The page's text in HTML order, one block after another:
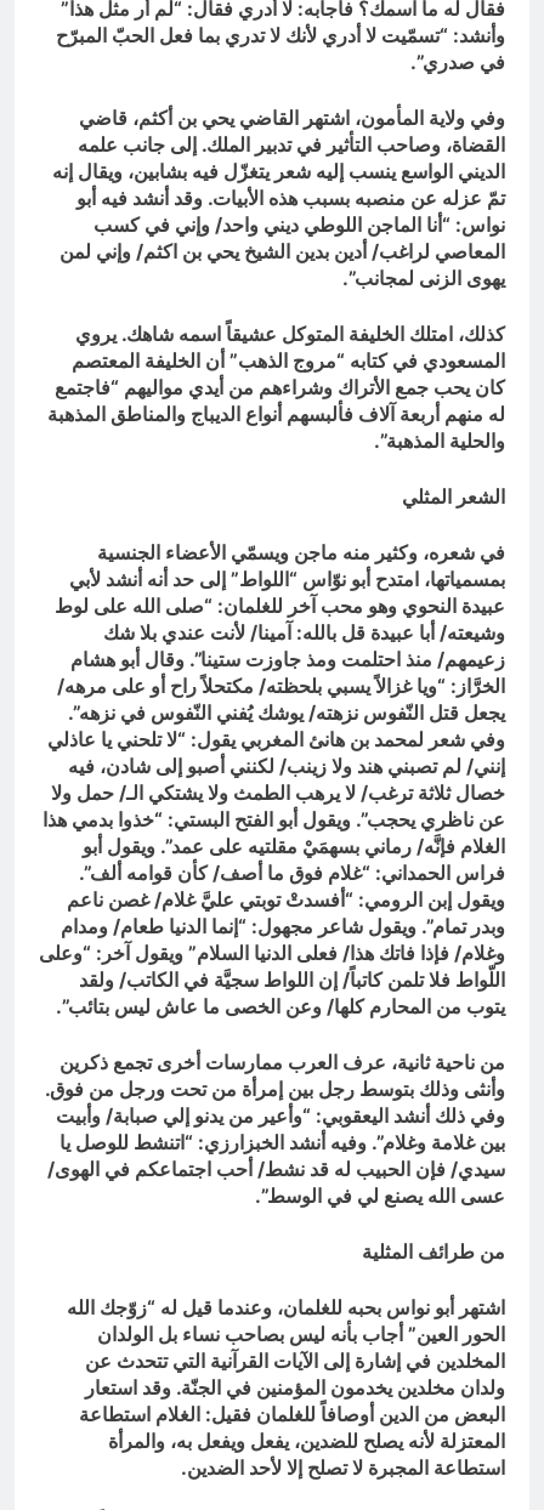
فقال له ما اسمك؟ فأجابه: لا أدري فقال: “لم أر مثل هذا”
وأنشد: “تسمّيت لا أدري لأنك لا تدري بما فعل الحبّ المبرّح
في صدري”.
وفي ولاية المأمون، اشتهر القاضي يحي بن أكثم، قاضي
القضاة، وصاحب التأثير في تدبير الملك. إلى جانب علمه
الديني الواسع ينسب إليه شعر يتغزّل فيه بشابين، ويقال إنه
تمّ عزله عن منصبه بسبب هذه الأبيات. وقد أنشد فيه أبو
نواس: “أنا الماجن اللوطي ديني واحد/ وإني في كسب
المعاصي لراغب/ أدين بدين الشيخ يحي بن اكثم/ وإني لمن
يهوى الزنى لمجانب”.
كذلك، امتلك الخليفة المتوكل عشيقاً اسمه شاهك. يروي
المسعودي في كتابه “مروج الذهب” أن الخليفة المعتصم
كان يحب جمع الأتراك وشراءهم من أيدي مواليهم “فاجتمع
له منهم أربعة آلاف فألبسهم أنواع الديباج والمناطق المذهبة
والحلية المذهبة”.
الشعر المثلي
في شعره، وكثير منه ماجن ويسمّي الأعضاء الجنسية
بمسمياتها، امتدح أبو نوّاس “اللواط” إلى حد أنه أنشد لأبي
عبيدة النحوي وهو محب آخر للغلمان: “صلى الله على لوط
وشيعته/ أبا عبيدة قل بالله: آمينا/ لأنت عندي بلا شك
زعيمهم/ منذ احتلمت ومذ جاوزت ستينا”. وقال أبو هشام
الخرَّاز‏:‏ “ويا غزالاً يسبي بلحظته/ مكتحلاً راح أو على مرهه/
يجعل قتل النّفوس نزهته/ يوشك يُفني النّفوس في نزهه”.
وفي شعر لمحمد بن هانئ المغربي يقول: “لا تلحني يا عاذلي
إنني/ لم تصبني هند ولا زينب/ لكنني أصبو إلى شادن، فيه
خصال ثلاثة ترغب/ لا يرهب الطمث ولا يشتكي الـ/ حمل ولا
عن ناظري يحجب”. ويقول أبو الفتح البستي: “خذوا بدمي هذا
الغلام فإنَّه/ رماني بسهمَيْ مقلتيه على عمد”. ويقول أبو
فراس الحمداني: “غلام فوق ما أصف/ كأن قوامه ألف”.
ويقول إبن الرومي: “أفسدتْ توبتي عليَّ غلام/ غصن ناعم
وبدر تمام”. ويقول شاعر مجهول: “إنما الدنيا طعام/ ومدام
وغلام/ فإذا فاتك هذا/ فعلى الدنيا السلام” ويقول آخر: “وعلى
اللّواط فلا تلمن كاتباً/ إن اللواط سجيَّة في الكاتب/ ولقد
يتوب من المحارم كلها/ وعن الخصى ما عاش ليس بتائب”.
من ناحية ثانية، عرف العرب ممارسات أخرى تجمع ذكرين
وأنثى وذلك بتوسط رجل بين إمرأة من تحت ورجل من فوق.
وفي ذلك أنشد اليعقوبي: “وأعير من يدنو إلي صبابة/ وأبيت
بين غلامة وغلام”. وفيه أنشد الخبزارزي: “اتنشط للوصل يا
سيدي/ فإن الحبيب له قد نشط/ أحب اجتماعكم في الهوى/
عسى الله يصنع لي في الوسط”.
من طرائف المثلية
اشتهر أبو نواس بحبه للغلمان، وعندما قيل له “زوّجك الله
الحور العين” أجاب بأنه ليس بصاحب نساء بل الولدان
المخلدين في إشارة إلى الآيات القرآنية التي تتحدث عن
ولدان مخلدين يخدمون المؤمنين في الجنّة. وقد استعار
البعض من الدين أوصافاً للغلمان فقيل: الغلام استطاعة
المعتزلة لأنه يصلح للضدين، يفعل ويفعل به، والمرأة
استطاعة المجبرة لا تصلح إلا لأحد الضدين.